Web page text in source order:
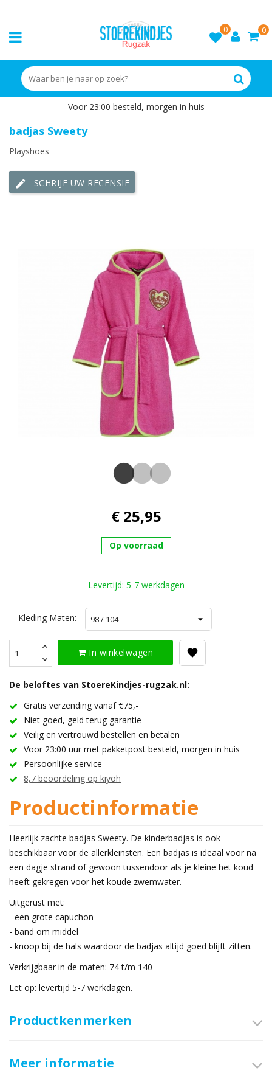
0
0
Voor 23:00 besteld, morgen in huis
badjas Sweety
Playshoes
edit SCHRIJF UW RECENSIE
€ 25,95
Op voorraad
Levertijd: 5-7 werkdagen
Kleding Maten:
In winkelwagen
De beloftes van StoereKindjes-rugzak.nl:
Gratis verzending vanaf €75,-
Niet goed, geld terug garantie
Veilig en vertrouwd bestellen en betalen
Voor 23:00 uur met pakketpost besteld, morgen in huis
Persoonlijke service
8,7 beoordeling op kiyoh
Productinformatie
Heerlijk zachte badjas Sweety. De kinderbadjas is ook
beschikbaar voor de allerkleinsten. Een badjas is ideaal voor na
een dagje strand of gewoon tussendoor als je kleine het koud
heeft gekregen voor het koude zwemwater.
Uitgerust met:
- een grote capuchon
- band om middel
- knoop bij de hals waardoor de badjas altijd goed blijft zitten.
Verkrijgbaar in de maten: 74 t/m 140
Let op: levertijd 5-7 werkdagen.
Productkenmerken
Meer informatie